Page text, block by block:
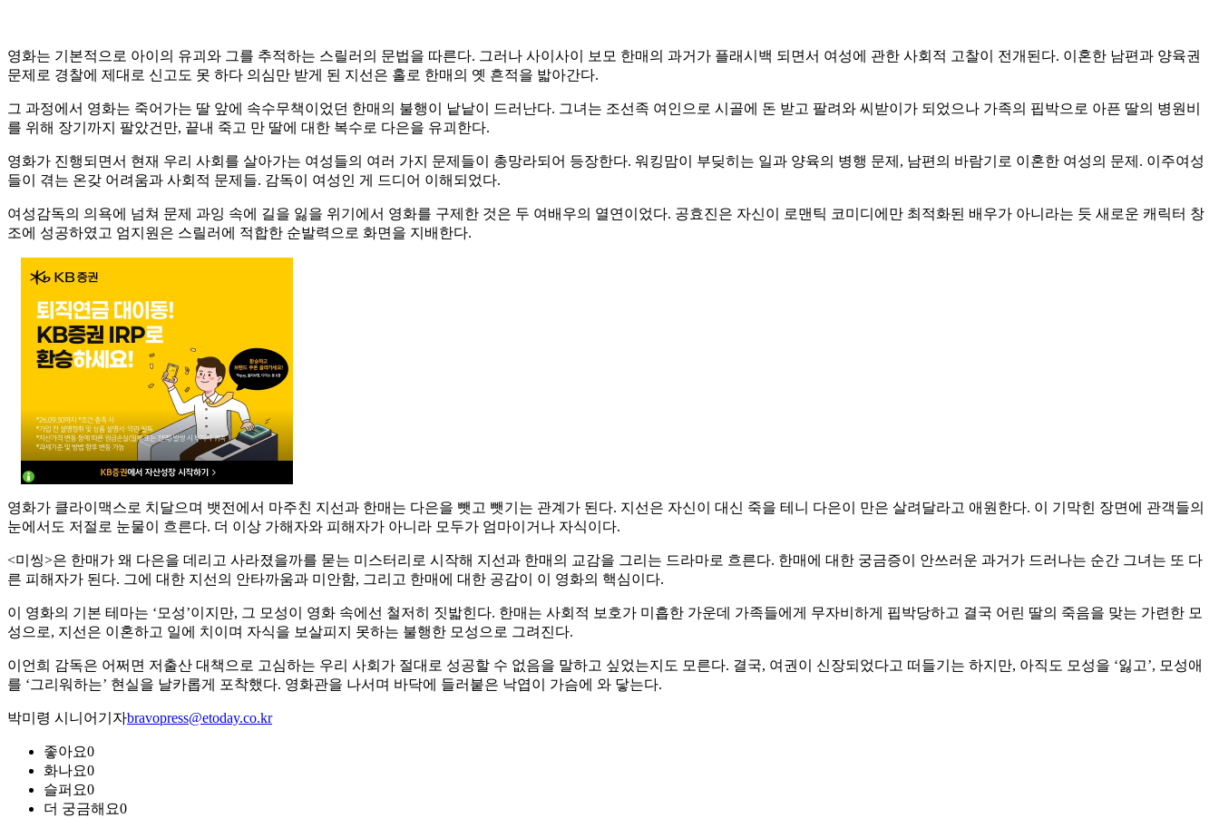
영화는 기본적으로 아이의 유괴와 그를 추적하는 스릴러의 문법을 따른다. 그러나 사이사이 보모 한매의 과거가 플래시백 되면서 여성에 관한 사회적 고찰이 전개된다. 이혼한 남편과 양육권
문제로 경찰에 제대로 신고도 못 하다 의심만 받게 된 지선은 홀로 한매의 옛 흔적을 밟아간다.
그 과정에서 영화는 죽어가는 딸 앞에 속수무책이었던 한매의 불행이 낱낱이 드러난다. 그녀는 조선족 여인으로 시골에 돈 받고 팔려와 씨받이가 되었으나 가족의 핍박으로 아픈 딸의 병원비
를 위해 장기까지 팔았건만, 끝내 죽고 만 딸에 대한 복수로 다은을 유괴한다.
영화가 진행되면서 현재 우리 사회를 살아가는 여성들의 여러 가지 문제들이 총망라되어 등장한다. 워킹맘이 부딪히는 일과 양육의 병행 문제, 남편의 바람기로 이혼한 여성의 문제. 이주여성
들이 겪는 온갖 어려움과 사회적 문제들. 감독이 여성인 게 드디어 이해되었다.
여성감독의 의욕에 넘쳐 문제 과잉 속에 길을 잃을 위기에서 영화를 구제한 것은 두 여배우의 열연이었다. 공효진은 자신이 로맨틱 코미디에만 최적화된 배우가 아니라는 듯 새로운 캐릭터 창
조에 성공하였고 엄지원은 스릴러에 적합한 순발력으로 화면을 지배한다.
영화가 클라이맥스로 치달으며 뱃전에서 마주친 지선과 한매는 다은을 뺏고 뺏기는 관계가 된다. 지선은 자신이 대신 죽을 테니 다은이 만은 살려달라고 애원한다. 이 기막힌 장면에 관객들의
눈에서도 저절로 눈물이 흐른다. 더 이상 가해자와 피해자가 아니라 모두가 엄마이거나 자식이다.
<미씽>은 한매가 왜 다은을 데리고 사라졌을까를 묻는 미스터리로 시작해 지선과 한매의 교감을 그리는 드라마로 흐른다. 한매에 대한 궁금증이 안쓰러운 과거가 드러나는 순간 그녀는 또 다
른 피해자가 된다. 그에 대한 지선의 안타까움과 미안함, 그리고 한매에 대한 공감이 이 영화의 핵심이다.
이 영화의 기본 테마는 ‘모성’이지만, 그 모성이 영화 속에선 철저히 짓밟힌다. 한매는 사회적 보호가 미흡한 가운데 가족들에게 무자비하게 핍박당하고 결국 어린 딸의 죽음을 맞는 가련한 모
성으로, 지선은 이혼하고 일에 치이며 자식을 보살피지 못하는 불행한 모성으로 그려진다.
이언희 감독은 어쩌면 저출산 대책으로 고심하는 우리 사회가 절대로 성공할 수 없음을 말하고 싶었는지도 모른다. 결국, 여권이 신장되었다고 떠들기는 하지만, 아직도 모성을 ‘잃고’, 모성애
를 ‘그리워하는’ 현실을 날카롭게 포착했다. 영화관을 나서며 바닥에 들러붙은 낙엽이 가슴에 와 닿는다.
박미령 시니어기자bravopress@etoday.co.kr
좋아요0
화나요0
슬퍼요0
더 궁금해요0